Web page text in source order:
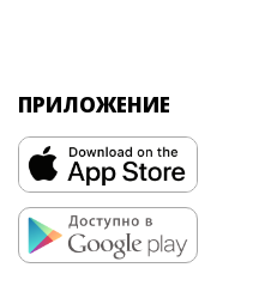
ПРИЛОЖЕНИЕ